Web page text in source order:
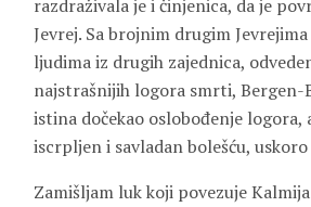
razdraživala je i činjenica, da je
Jevrej. Sa brojnim drugim
ljudima iz drugih zajednica,
najstrašnijih logora smrti, Bergen-
istina dočekao oslobođenje
iscrpljen i savladan bolešću,
Zamišljam luk koji povezuje